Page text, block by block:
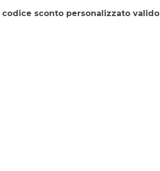
codice sconto personalizzato valido